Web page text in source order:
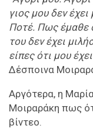
γιος μου δεν
Ποτέ. Πως έμαθε
του δεν έχει
είπες ότι μου
Δέσποινα
Αργότερα, η
Μοιραράκη πως
βίντεο.